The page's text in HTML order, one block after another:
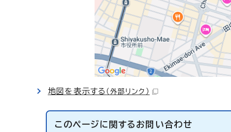
地図を表示する （外部リンク）
このページに関する お問い合わせ